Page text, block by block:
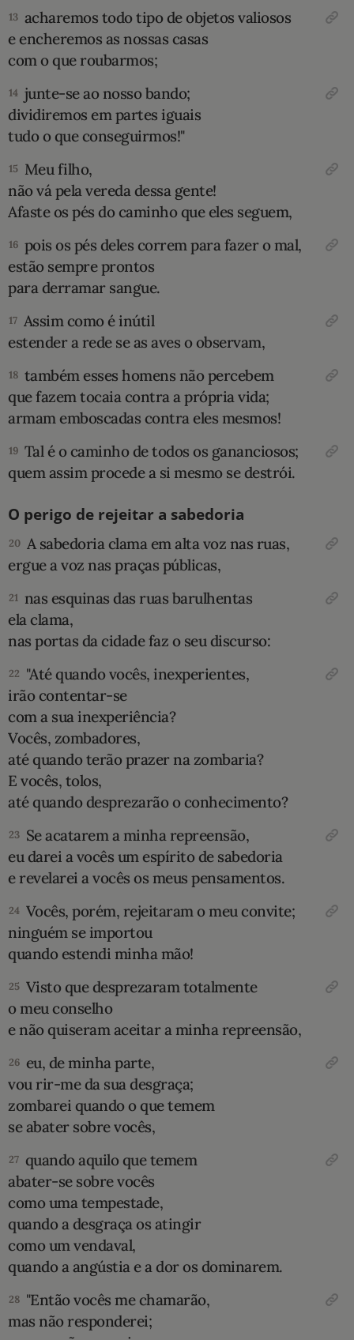
13 acharemos todo tipo de objetos valiosos
e encheremos as nossas casas
com o que roubarmos;
14 junte-se ao nosso bando;
dividiremos em partes iguais
tudo o que conseguirmos!"
15 Meu filho,
não vá pela vereda dessa gente!
Afaste os pés do caminho que eles seguem,
16 pois os pés deles correm para fazer o mal,
estão sempre prontos
para derramar sangue.
17 Assim como é inútil
estender a rede se as aves o observam,
18 também esses homens não percebem
que fazem tocaia contra a própria vida;
armam emboscadas contra eles mesmos!
19 Tal é o caminho de todos os gananciosos;
quem assim procede a si mesmo se destrói.
O perigo de rejeitar a sabedoria
20 A sabedoria clama em alta voz nas ruas,
ergue a voz nas praças públicas,
21 nas esquinas das ruas barulhentas
ela clama,
nas portas da cidade faz o seu discurso:
22 "Até quando vocês, inexperientes,
irão contentar-se
com a sua inexperiência?
Vocês, zombadores,
até quando terão prazer na zombaria?
E vocês, tolos,
até quando desprezarão o conhecimento?
23 Se acatarem a minha repreensão,
eu darei a vocês um espírito de sabedoria
e revelarei a vocês os meus pensamentos.
24 Vocês, porém, rejeitaram o meu convite;
ninguém se importou
quando estendi minha mão!
25 Visto que desprezaram totalmente
o meu conselho
e não quiseram aceitar a minha repreensão,
26 eu, de minha parte,
vou rir-me da sua desgraça;
zombarei quando o que temem
se abater sobre vocês,
27 quando aquilo que temem
abater-se sobre vocês
como uma tempestade,
quando a desgraça os atingir
como um vendaval,
quando a angústia e a dor os dominarem.
28 "Então vocês me chamarão,
mas não responderei;